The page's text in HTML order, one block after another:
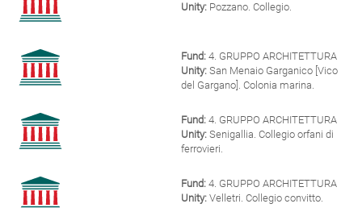
Unity: Pozzano. Collegio.
Fund: 4. GRUPPO ARCHITETTURA
Unity: San Menaio Garganico [Vico
del Gargano]. Colonia marina.
Fund: 4. GRUPPO ARCHITETTURA
Unity: Senigallia. Collegio orfani di
ferrovieri.
Fund: 4. GRUPPO ARCHITETTURA
Unity: Velletri. Collegio convitto.